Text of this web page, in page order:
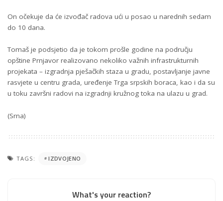
On očekuje da će izvođač radova ući u posao u narednih sedam
do 10 dana.
Tomaš je podsjetio da je tokom prošle godine na području
opštine Prnjavor realizovano nekoliko važnih infrastrukturnih
projekata – izgradnja pješačkih staza u gradu, postavljanje javne
rasvjete u centru grada, uređenje Trga srpskih boraca, kao i da su
u toku završni radovi na izgradnji kružnog toka na ulazu u grad.
(Srna)
TAGS: IZDVOJENO
What's your reaction?